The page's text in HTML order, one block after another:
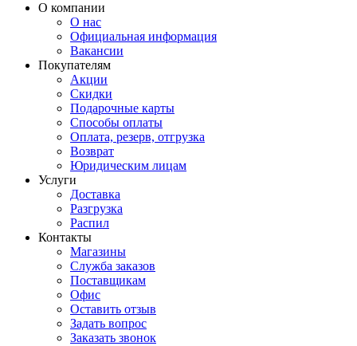
О компании
О нас
Официальная информация
Вакансии
Покупателям
Акции
Скидки
Подарочные карты
Способы оплаты
Оплата, резерв, отгрузка
Возврат
Юридическим лицам
Услуги
Доставка
Разгрузка
Распил
Контакты
Магазины
Служба заказов
Поставщикам
Офис
Оставить отзыв
Задать вопрос
Заказать звонок